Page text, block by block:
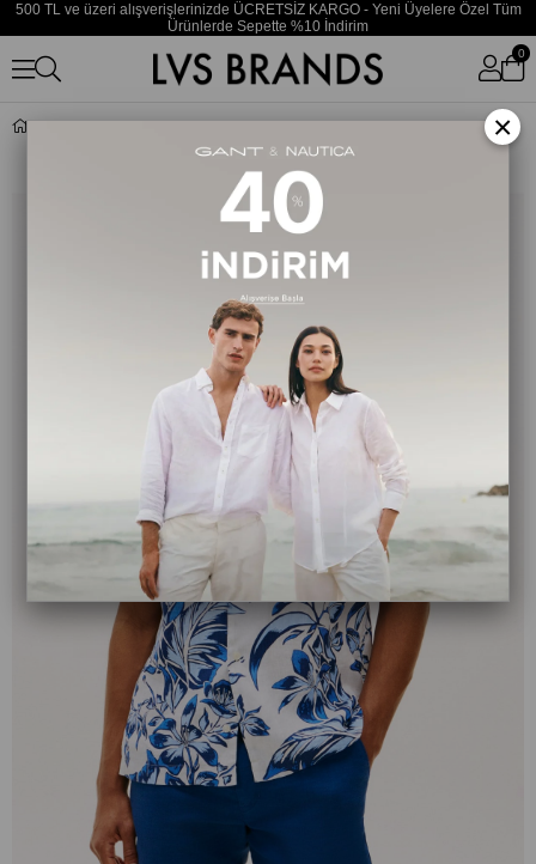
500 TL ve üzeri alışverişlerinizde ÜCRETSİZ KARGO - Yeni Üyelere Özel Tüm
Ürünlerde Sepette %10 İndirim
0
Erkek Keten Çiçek Desenli Kısa Kollu Rahat Kesim Gömlek
×